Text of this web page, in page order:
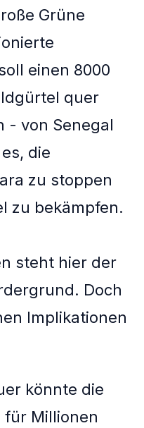
Grüne
einen 8000
quer
- von Senegal
die
zu stoppen
zu bekämpfen.
steht hier der
Doch
Implikationen
könnte die
Millionen